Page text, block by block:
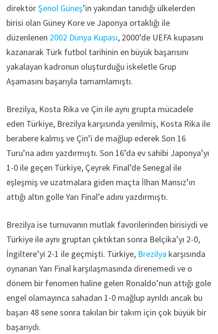
direktör Şenol Güneş’in yakından tanıdığı ülkelerden
birisi olan Güney Kore ve Japonya ortaklığı ile
düzenlenen 2002 Dünya Kupası, 2000’de UEFA kupasını
kazanarak Türk futbol tarihinin en büyük başarısını
yakalayan kadronun oluşturduğu iskeletle Grup
Aşamasını başarıyla tamamlamıştı.
Brezilya, Kosta Rika ve Çin ile aynı grupta mücadele
eden Türkiye, Brezilya karşısında yenilmiş, Kosta Rika ile
berabere kalmış ve Çin’i de mağlup ederek Son 16
Turu’na adını yazdırmıştı. Son 16’da ev sahibi Japonya’yı
1-0 ile geçen Türkiye, Çeyrek Final’de Senegal ile
eşleşmiş ve uzatmalara giden maçta İlhan Mansız’ın
attığı altın golle Yarı Final’e adını yazdırmıştı.
Brezilya ise turnuvanın mutlak favorilerinden birisiydi ve
Türkiye ile aynı gruptan çıktıktan sonra Belçika’yı 2-0,
İngiltere’yi 2-1 ile geçmişti. Türkiye, Brezilya karşısında
oynanan Yarı Final karşılaşmasında direnemedi ve o
dönem bir fenomen haline gelen Ronaldo’nun attığı gole
engel olamayınca sahadan 1-0 mağlup ayrıldı ancak bu
başarı 48 sene sonra takılan bir takım için çok büyük bir
başarıydı.